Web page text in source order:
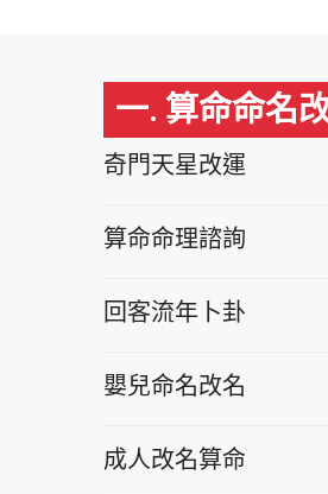
一. 算命命名
奇門天星改運
算命命理諮詢
回客流年卜卦
嬰兒命名改名
成人改名算命